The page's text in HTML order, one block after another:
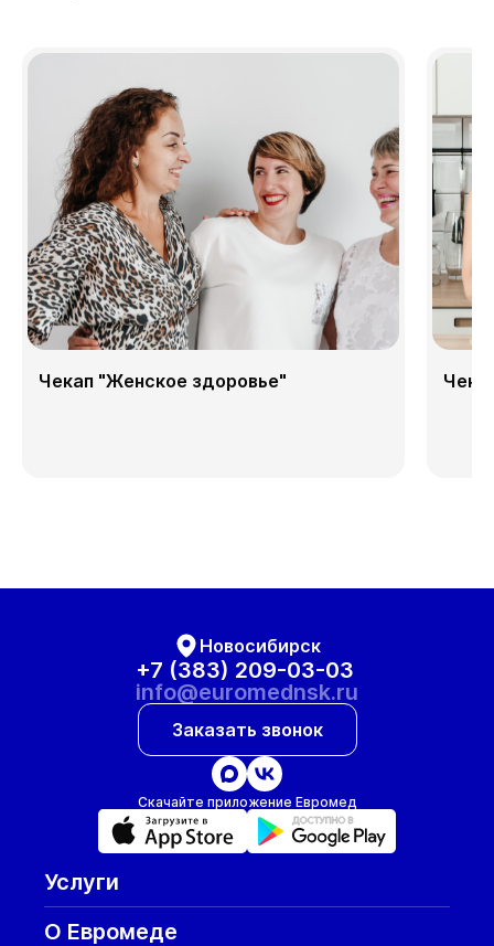
Чекап "Женское здоровье"
Новосибирск
+7 (383) 209-03-03
info@euromednsk.ru
Заказать звонок
Скачайте приложение Евромед
Услуги
О Евромеде